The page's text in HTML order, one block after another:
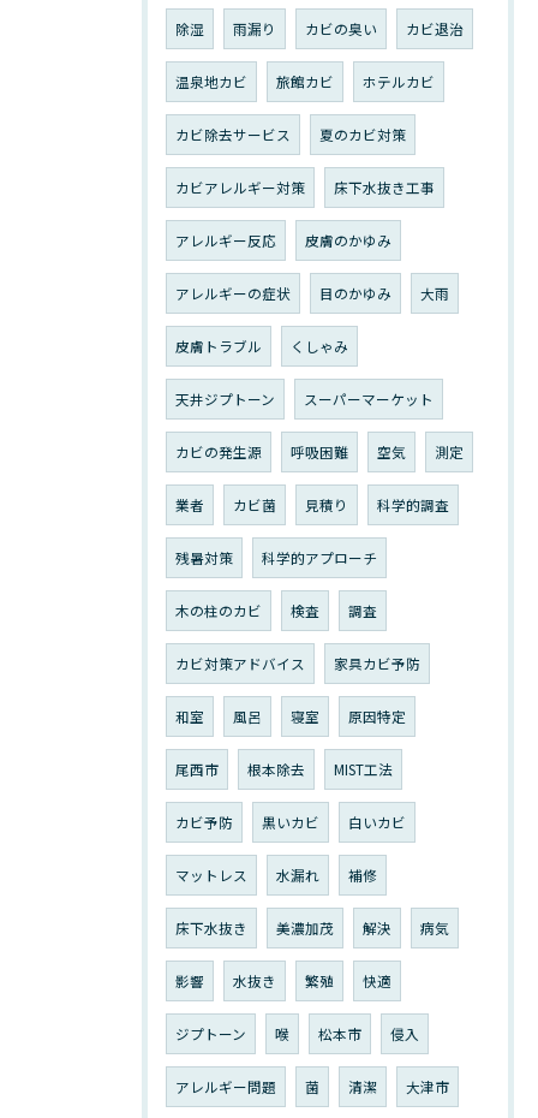
除湿 雨漏り カビの臭い カビ退治
温泉地カビ 旅館カビ ホテルカビ
カビ除去サービス 夏のカビ対策
カビアレルギー対策 床下水抜き工事
アレルギー反応 皮膚のかゆみ
アレルギーの症状 目のかゆみ 大雨
皮膚トラブル くしゃみ
天井ジプトーン スーパーマーケット
カビの発生源 呼吸困難 空気 測定
業者 カビ菌 見積り 科学的調査
残暑対策 科学的アプローチ
木の柱のカビ 検査 調査
カビ対策アドバイス 家具カビ予防
和室 風呂 寝室 原因特定
尾西市 根本除去 MIST工法
カビ予防 黒いカビ 白いカビ
マットレス 水漏れ 補修
床下水抜き 美濃加茂 解決 病気
影響 水抜き 繁殖 快適
ジプトーン 喉 松本市 侵入
アレルギー問題 菌 清潔 大津市